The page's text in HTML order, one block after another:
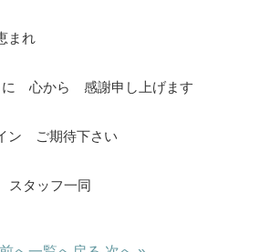
まれ
に 心から 感謝申し上げます
ン ご期待下さい
タッフ一同